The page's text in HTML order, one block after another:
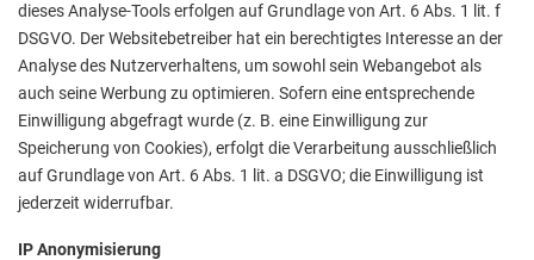
dieses Analyse-Tools erfolgen auf Grundlage von Art. 6 Abs. 1 lit. f
DSGVO. Der Websitebetreiber hat ein berechtigtes Interesse an der
Analyse des Nutzerverhaltens, um sowohl sein Webangebot als
auch seine Werbung zu optimieren. Sofern eine entsprechende
Einwilligung abgefragt wurde (z. B. eine Einwilligung zur
Speicherung von Cookies), erfolgt die Verarbeitung ausschließlich
auf Grundlage von Art. 6 Abs. 1 lit. a DSGVO; die Einwilligung ist
jederzeit widerrufbar.
IP Anonymisierung